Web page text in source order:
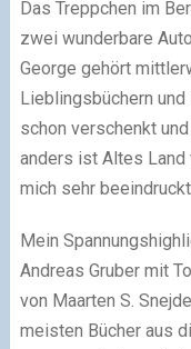
Das Treppchen im
zwei wunderbare
George gehört
Lieblingsbüchern
schon verschenkt
anders ist Altes Land
mich sehr
Mein
Andreas Gruber mit
von Maarten S.
meisten Bücher aus